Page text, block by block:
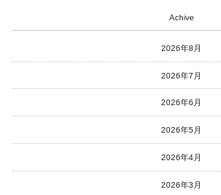
Achive
2026年8月
2026年7月
2026年6月
2026年5月
2026年4月
2026年3月